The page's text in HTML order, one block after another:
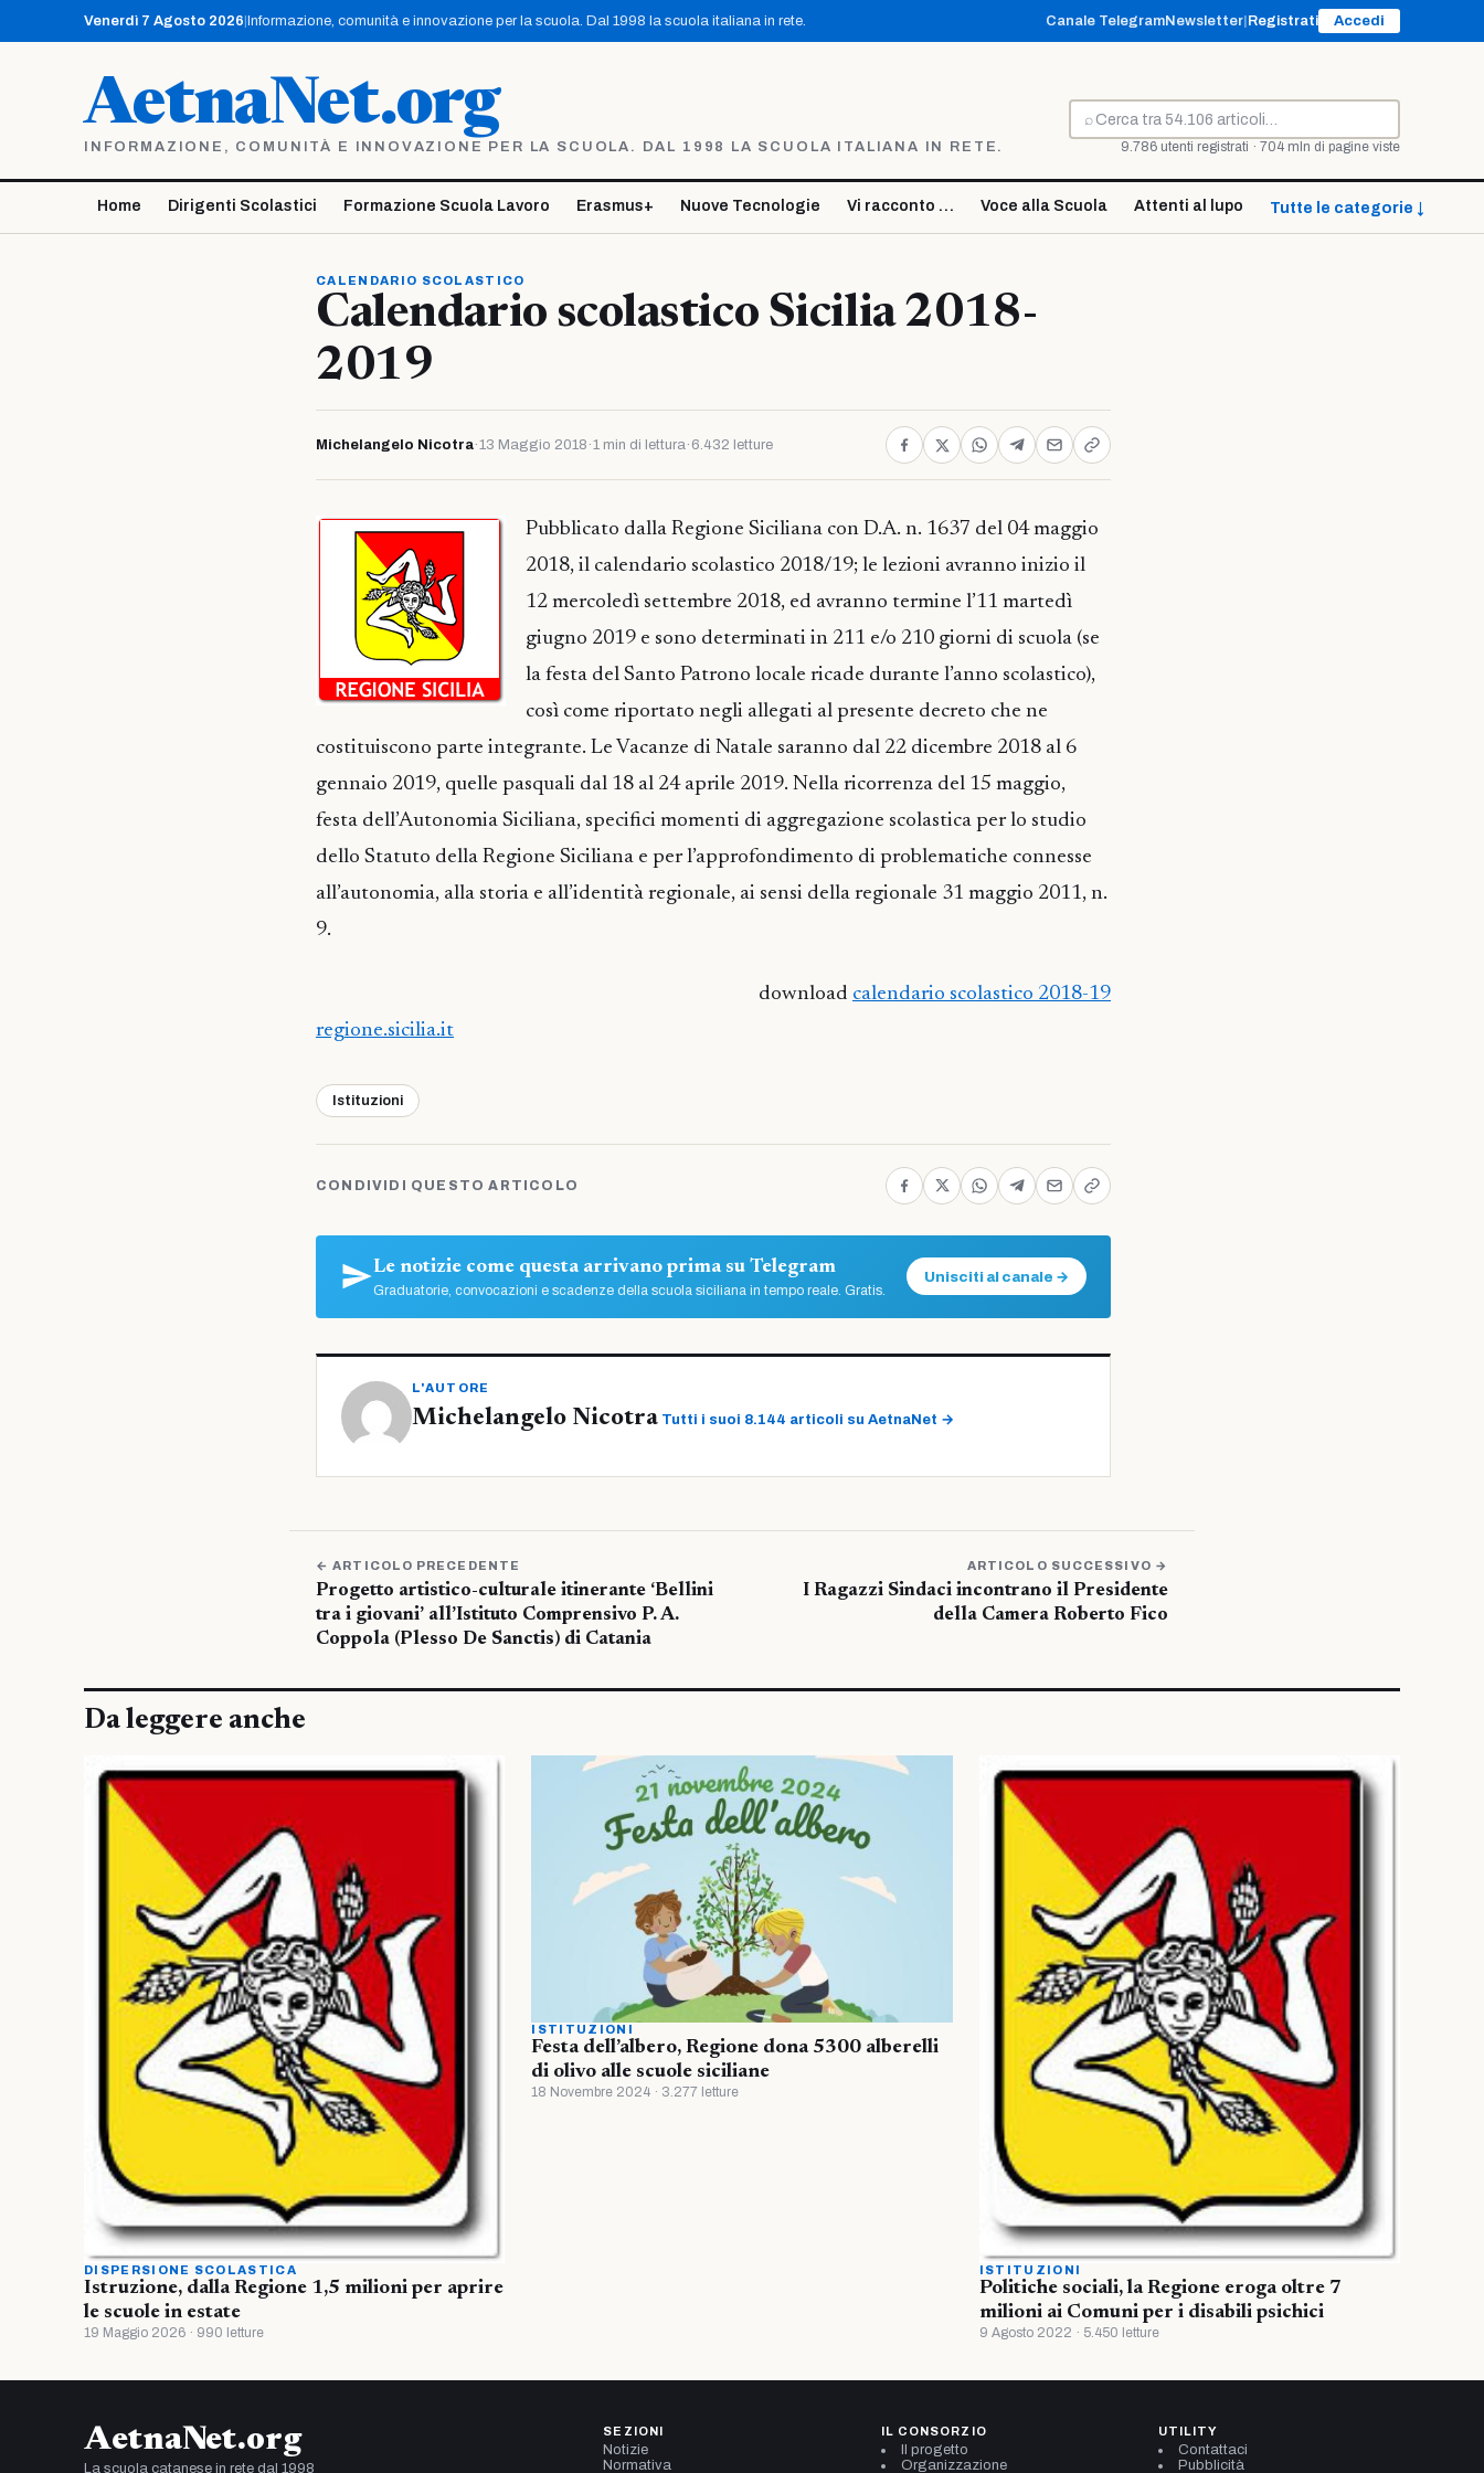
contenuto
Venerdì 7 Agosto 2026 Informazione, comunità e innovazione per la scuola. Dal 1998 la scuola italiana in rete. Canale TelegramNewsletter Registrati Accedi
AetnaNet.org
INFORMAZIONE, COMUNITÀ E INNOVAZIONE PER LA SCUOLA. DAL 1998 LA SCUOLA ITALIANA IN RETE.
⌕
Cerca
9.786 utenti registrati · 704 mln di pagine viste
Home Dirigenti Scolastici Formazione Scuola Lavoro Erasmus+ Nuove Tecnologie Vi racconto … Voce alla Scuola Attenti al lupo Tutte le categorie ↓
CALENDARIO SCOLASTICO
Calendario scolastico Sicilia 2018-
2019
Michelangelo Nicotra·13 Maggio 2018 ·1 min di lettura· 6.432 letture
Pubblicato dalla Regione Siciliana con D.A. n. 1637 del 04 maggio
2018, il calendario scolastico 2018/19; le lezioni avranno inizio il
12 mercoledì settembre 2018, ed avranno termine l’11 martedì
giugno 2019 e sono determinati in 211 e/o 210 giorni di scuola (se
la festa del Santo Patrono locale ricade durante l’anno scolastico),
così come riportato negli allegati al presente decreto che ne
costituiscono parte integrante. Le Vacanze di Natale saranno dal 22 dicembre 2018 al 6
gennaio 2019, quelle pasquali dal 18 al 24 aprile 2019. Nella ricorrenza del 15 maggio,
festa dell’Autonomia Siciliana, specifici momenti di aggregazione scolastica per lo studio
dello Statuto della Regione Siciliana e per l’approfondimento di problematiche connesse
all’autonomia, alla storia e all’identità regionale, ai sensi della regionale 31 maggio 2011, n.
9.
download calendario scolastico 2018-19
regione.sicilia.it
Istituzioni
CONDIVIDI QUESTO ARTICOLO
Le notizie come questa arrivano prima su Telegram
Graduatorie, convocazioni e scadenze della scuola siciliana in tempo reale. Gratis.
Unisciti al canale →
L'AUTORE
Michelangelo Nicotra Tutti i suoi 8.144 articoli su AetnaNet →
← ARTICOLO PRECEDENTE
Progetto artistico-culturale itinerante ‘Bellini
tra i giovani’ all’Istituto Comprensivo P. A.
Coppola (Plesso De Sanctis) di Catania
ARTICOLO SUCCESSIVO →
I Ragazzi Sindaci incontrano il Presidente
della Camera Roberto Fico
Da leggere anche
DISPERSIONE SCOLASTICA
Istruzione, dalla Regione 1,5 milioni per aprire
le scuole in estate
19 Maggio 2026 · 990 letture
ISTITUZIONI
Festa dell’albero, Regione dona 5300 alberelli
di olivo alle scuole siciliane
18 Novembre 2024 · 3.277 letture
ISTITUZIONI
Politiche sociali, la Regione eroga oltre 7
milioni ai Comuni per i disabili psichici
9 Agosto 2022 · 5.450 letture
AetnaNet.org
La scuola catanese in rete dal 1998
SEZIONI
Notizie
Normativa
IL CONSORZIO
Il progetto
Organizzazione
UTILITY
Contattaci
Pubblicità